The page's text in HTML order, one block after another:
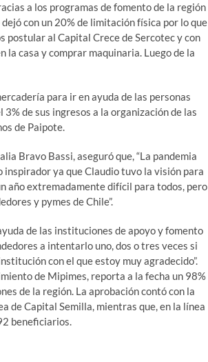
a los programas de fomento de la región
con un 20% de limitación física por lo que
postular al Capital Crece de Sercotec y con
casa y comprar maquinaria. Luego de la
para ir en ayuda de las personas
de sus ingresos a la organización de las
de Paipote.
Bravo Bassi, aseguró que, “La pandemia
inspirador ya que Claudio tuvo la visión para
año extremadamente difícil para todos, pero
y pymes de Chile”.
de las instituciones de apoyo y fomento
a intentarlo uno, dos o tres veces si
con el que estoy muy agradecido”.
de Mipimes, reporta a la fecha un 98%
de la región. La aprobación contó con la
de Capital Semilla, mientras que, en la línea
beneficiarios.